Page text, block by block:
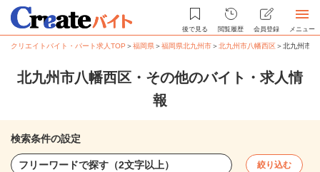
後で見る 閲覧履歴 会員登録 メニュー
クリエイトバイト・パート求人TOP ＞福岡県＞福岡県北九州市＞北九州市八幡西区＞北九州市
北九州市八幡西区・その他のバイト・求人情
報
検索条件の設定
絞り込む